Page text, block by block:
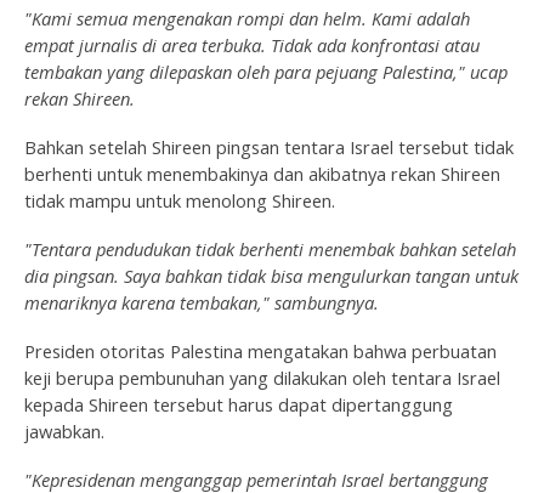
"Kami semua mengenakan rompi dan helm. Kami adalah
empat jurnalis di area terbuka. Tidak ada konfrontasi atau
tembakan yang dilepaskan oleh para pejuang Palestina," ucap
rekan Shireen.
Bahkan setelah Shireen pingsan tentara Israel tersebut tidak
berhenti untuk menembakinya dan akibatnya rekan Shireen
tidak mampu untuk menolong Shireen.
"Tentara pendudukan tidak berhenti menembak bahkan setelah
dia pingsan. Saya bahkan tidak bisa mengulurkan tangan untuk
menariknya karena tembakan," sambungnya.
Presiden otoritas Palestina mengatakan bahwa perbuatan
keji berupa pembunuhan yang dilakukan oleh tentara Israel
kepada Shireen tersebut harus dapat dipertanggung
jawabkan.
"Kepresidenan menganggap pemerintah Israel bertanggung